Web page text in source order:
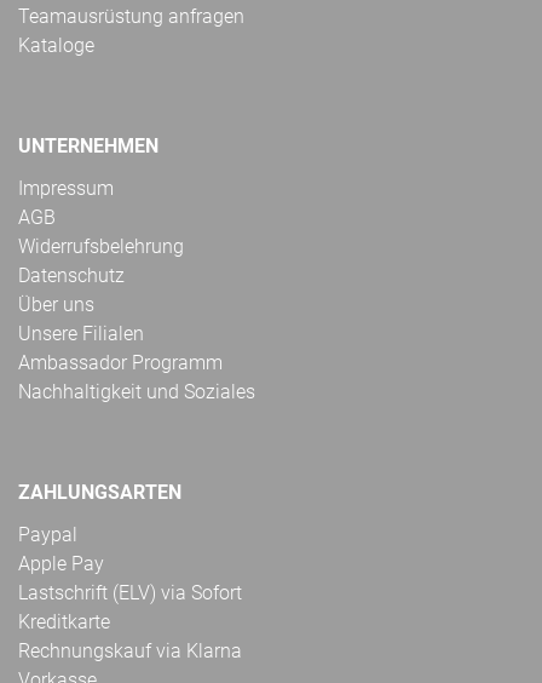
Teamausrüstung anfragen
Kataloge
UNTERNEHMEN
Impressum
AGB
Widerrufsbelehrung
Datenschutz
Über uns
Unsere Filialen
Ambassador Programm
Nachhaltigkeit und Soziales
ZAHLUNGSARTEN
Paypal
Apple Pay
Lastschrift (ELV) via Sofort
Kreditkarte
Rechnungskauf via Klarna